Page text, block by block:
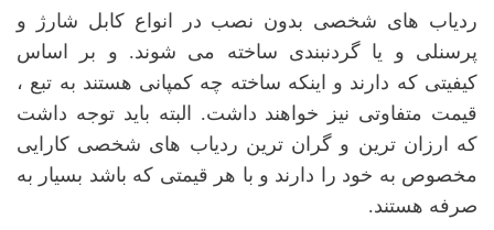
ردیاب های شخصی بدون نصب در انواع کابل شارژ و
پرسنلی و یا گردنبندی ساخته می شوند. و بر اساس
کیفیتی که دارند و اینکه ساخته چه کمپانی هستند به تبع ،
قیمت متفاوتی نیز خواهند داشت. البته باید توجه داشت
که ارزان ترین و گران ترین ردیاب های شخصی کارایی
مخصوص به خود را دارند و با هر قیمتی که باشد بسیار به
صرفه هستند.